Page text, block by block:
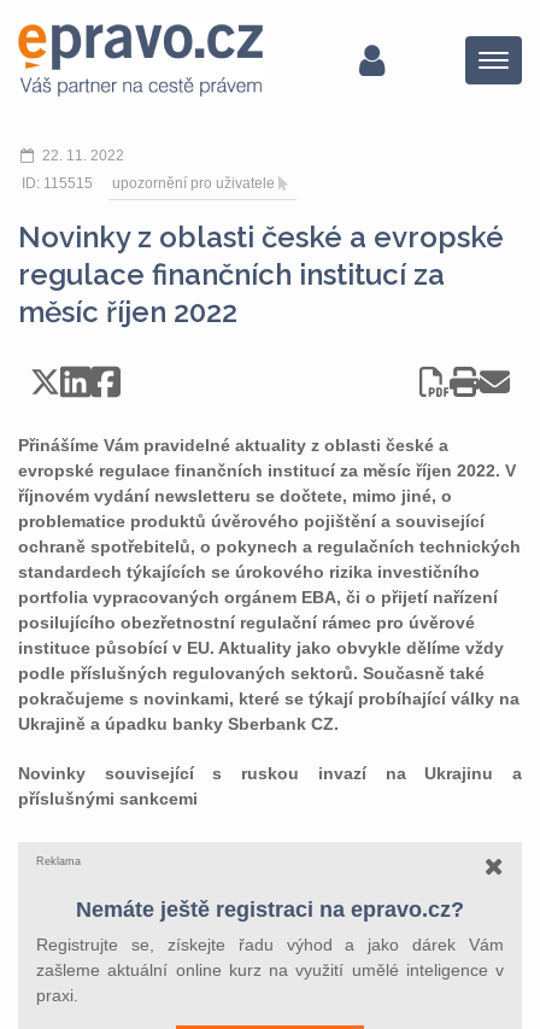
Menu
22. 11. 2022
ID: 115515
upozornění pro uživatele
Novinky z oblasti české a evropské
regulace finančních institucí za
měsíc říjen 2022
Přinášíme Vám pravidelné aktuality z oblasti české a
evropské regulace finančních institucí za měsíc říjen 2022. V
říjnovém vydání newsletteru se dočtete, mimo jiné, o
problematice produktů úvěrového pojištění a související
ochraně spotřebitelů, o pokynech a regulačních technických
standardech týkajících se úrokového rizika investičního
portfolia vypracovaných orgánem EBA, či o přijetí nařízení
posilujícího obezřetnostní regulační rámec pro úvěrové
instituce působící v EU. Aktuality jako obvykle dělíme vždy
podle příslušných regulovaných sektorů. Současně také
pokračujeme s novinkami, které se týkají probíhající války na
Ukrajině a úpadku banky Sberbank CZ.
Novinky související s ruskou invazí na Ukrajinu a
příslušnými sankcemi
Reklama
Nemáte ještě registraci na epravo.cz?
Registrujte se, získejte řadu výhod a jako dárek Vám
zašleme aktuální online kurz na využití umělé inteligence v
praxi.